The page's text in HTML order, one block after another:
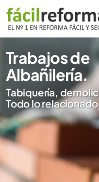
Trabajos de
Albañilería.
Tabiquería,
Todo lo